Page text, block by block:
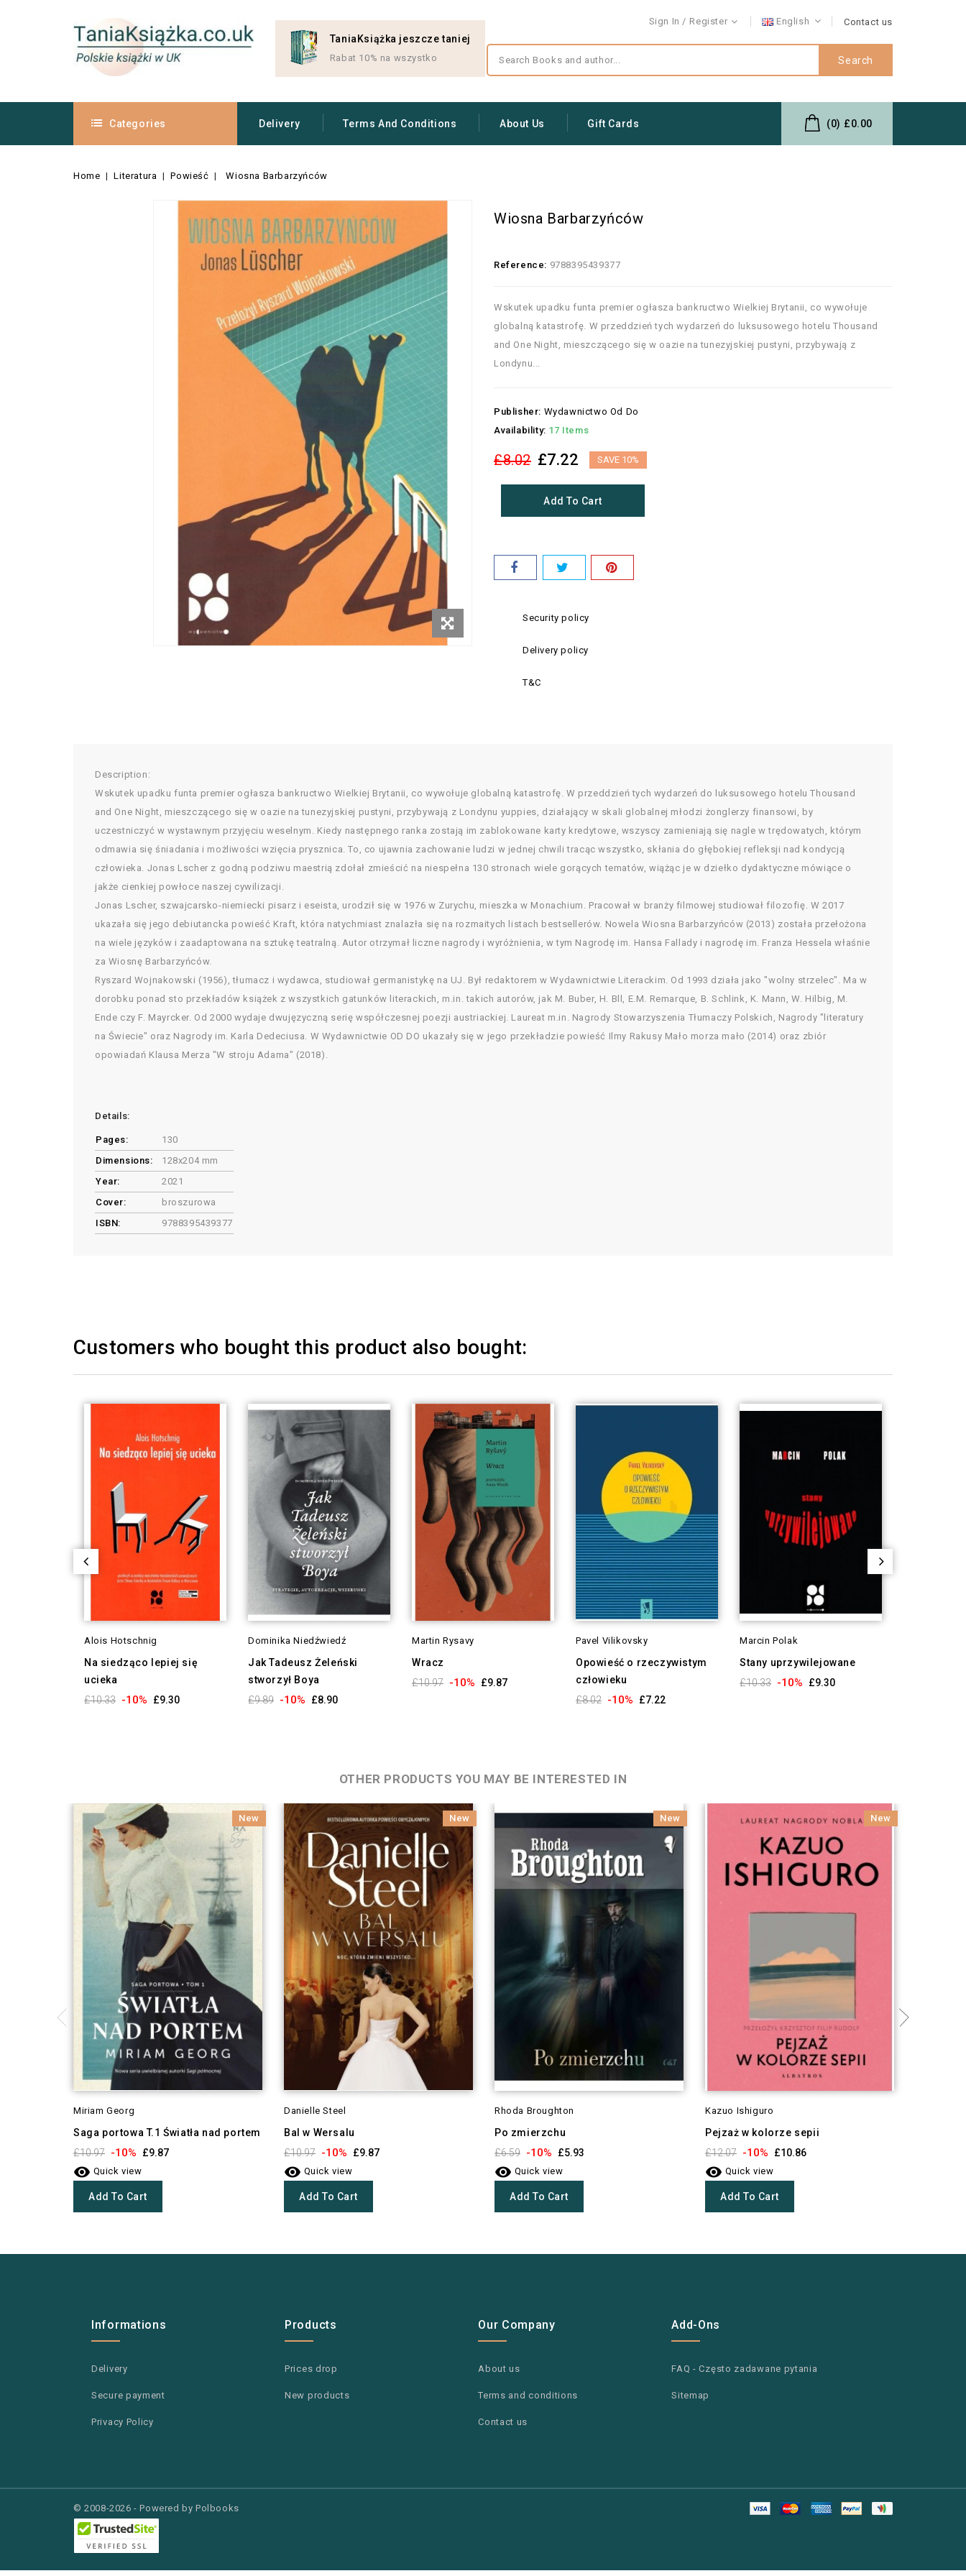
Sign In Register English Contact us
TaniaKsiążka jeszcze taniej
Rabat 10% na wszystko Search
Categories Delivery Terms And Conditions About Us Gift Cards (0) £0.00
Home Literatura Powieść Wiosna Barbarzyńców
Wiosna Barbarzyńców
Reference: 9788395439377
Wskutek upadku funta premier ogłasza bankructwo Wielkiej Brytanii, co wywołuje
globalną katastrofę. W przeddzień tych wydarzeń do luksusowego hotelu Thousand
and One Night, mieszczącego się w oazie na tunezyjskiej pustyni, przybywają z
Londynu...
Publisher: Wydawnictwo Od Do
Availability: 17 Items
£8.02 £7.22 SAVE 10%
Add To Cart
Security policy
Delivery policy
T&C
Description:
Wskutek upadku funta premier ogłasza bankructwo Wielkiej Brytanii, co wywołuje globalną katastrofę. W przeddzień tych wydarzeń do luksusowego hotelu Thousand
and One Night, mieszczącego się w oazie na tunezyjskiej pustyni, przybywają z Londynu yuppies, działający w skali globalnej młodzi żonglerzy finansowi, by
uczestniczyć w wystawnym przyjęciu weselnym. Kiedy następnego ranka zostają im zablokowane karty kredytowe, wszyscy zamieniają się nagle w trędowatych, którym
odmawia się śniadania i możliwości wzięcia prysznica. To, co ujawnia zachowanie ludzi w jednej chwili tracąc wszystko, skłania do głębokiej refleksji nad kondycją
człowieka. Jonas Lscher z godną podziwu maestrią zdołał zmieścić na niespełna 130 stronach wiele gorących tematów, wiążąc je w dziełko dydaktyczne mówiące o
jakże cienkiej powłoce naszej cywilizacji.
Jonas Lscher, szwajcarsko-niemiecki pisarz i eseista, urodził się w 1976 w Zurychu, mieszka w Monachium. Pracował w branży filmowej studiował filozofię. W 2017
ukazała się jego debiutancka powieść Kraft, która natychmiast znalazła się na rozmaitych listach bestsellerów. Nowela Wiosna Barbarzyńców (2013) została przełożona
na wiele języków i zaadaptowana na sztukę teatralną. Autor otrzymał liczne nagrody i wyróżnienia, w tym Nagrodę im. Hansa Fallady i nagrodę im. Franza Hessela właśnie
za Wiosnę Barbarzyńców.
Ryszard Wojnakowski (1956), tłumacz i wydawca, studiował germanistykę na UJ. Był redaktorem w Wydawnictwie Literackim. Od 1993 działa jako "wolny strzelec". Ma w
dorobku ponad sto przekładów książek z wszystkich gatunków literackich, m.in. takich autorów, jak M. Buber, H. Bll, E.M. Remarque, B. Schlink, K. Mann, W. Hilbig, M.
Ende czy F. Mayrcker. Od 2000 wydaje dwujęzyczną serię współczesnej poezji austriackiej. Laureat m.in. Nagrody Stowarzyszenia Tłumaczy Polskich, Nagrody "literatury
na Świecie" oraz Nagrody im. Karla Dedeciusa. W Wydawnictwie OD DO ukazały się w jego przekładzie powieść Ilmy Rakusy Mało morza mało (2014) oraz zbiór
opowiadań Klausa Merza "W stroju Adama" (2018).
Details:
Pages:
130
Dimensions:
128x204 mm
Year:
2021
Cover:
broszurowa
ISBN:
9788395439377
Customers who bought this product also bought:
Alois Hotschnig
Na siedząco lepiej się
ucieka
£10.33 -10% £9.30
Dominika Niedźwiedź
Jak Tadeusz Żeleński
stworzył Boya
£9.89 -10% £8.90
Martin Rysavy
Wracz
£10.97 -10% £9.87
Pavel Vilikovsky
Opowieść o rzeczywistym
człowieku
£8.02 -10% £7.22
Marcin Polak
Stany uprzywilejowane
£10.33 -10% £9.30
OTHER PRODUCTS YOU MAY BE INTERESTED IN
New
Miriam Georg
Saga portowa T.1 Światła nad portem
£10.97 -10% £9.87
 Quick view
Add To Cart
New
Danielle Steel
Bal w Wersalu
£10.97 -10% £9.87
 Quick view
Add To Cart
New
Rhoda Broughton
Po zmierzchu
£6.59 -10% £5.93
 Quick view
Add To Cart
New
Kazuo Ishiguro
Pejzaż w kolorze sepii
£12.07 -10% £10.86
 Quick view
Add To Cart
Informations
Delivery
Secure payment
Privacy Policy
Products
Prices drop
New products
Our Company
About us
Terms and conditions
Contact us
Add-Ons
FAQ - Często zadawane pytania
Sitemap
© 2008-2026 - Powered by Polbooks